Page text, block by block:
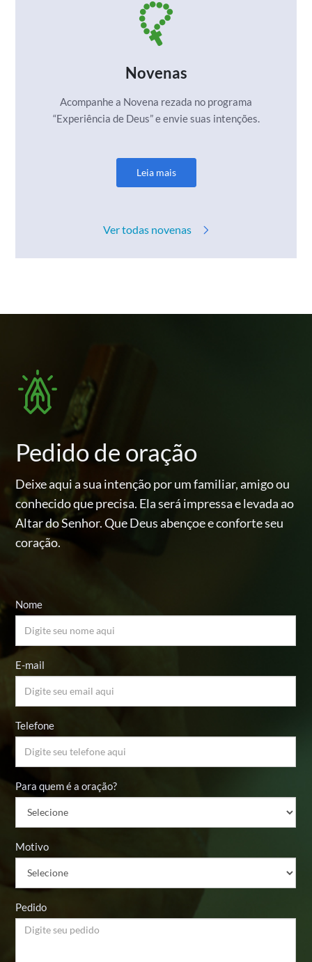
Novenas
Acompanhe a Novena rezada no programa
“Experiência de Deus” e envie suas intenções.
Leia mais
Ver todas novenas
Pedido de oração
Deixe aqui a sua intenção por um familiar, amigo ou
conhecidoque precisa. Ela será impressa e levada ao
Altar do Senhor.Que Deus abençoe e conforte seu
coração.
Nome
E-mail
Telefone
Para quem é a oração?
Motivo
Pedido